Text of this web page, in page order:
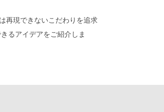
再現できないこだわりを追求
るアイデアをご紹介しま